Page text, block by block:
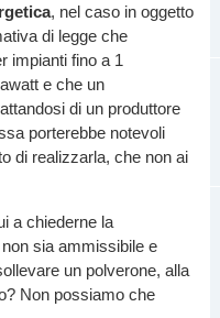
, nel caso in oggetto
di legge che
impianti fino a 1
e che un
di un produttore
porterebbe notevoli
di realizzarla, che non ai
a chiederne la
sia ammissibile e
un polverone, alla
Non possiamo che